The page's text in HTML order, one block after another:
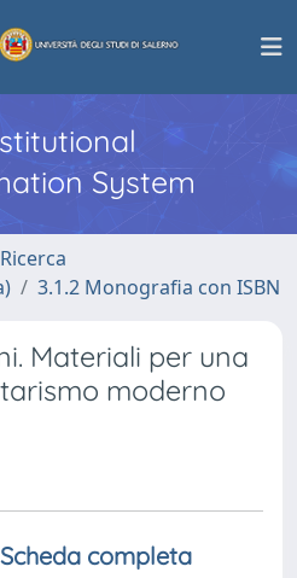
System
3.1.2 Monografia con ISBN
Materiali per una
moderno
Scheda completa